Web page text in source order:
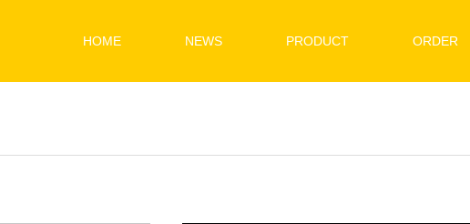
HOME NEWS PRODUCT ORDER